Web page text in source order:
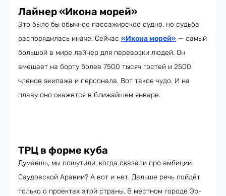
Лайнер «Икона морей»
Это было бы обычное пассажирское судно, но судьба
распорядилась иначе. Сейчас «Икона морей» — самый
большой в мире лайнер для перевозки людей. Он
вмещает на борту более 7500 тысяч гостей и 2500
членов экипажа и персонала. Вот такое чудо. И на
плаву оно окажется в ближайшем январе.
ТРЦ в форме куба
Думаешь, мы пошутили, когда сказали про амбиции
Саудовской Аравии? А вот и нет. Дальше речь пойдёт
только о проектах этой страны. В местном городе Эр-